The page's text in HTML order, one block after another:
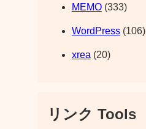
MEMO(333)
WordPress(106)
xrea (20)
リンク Tools